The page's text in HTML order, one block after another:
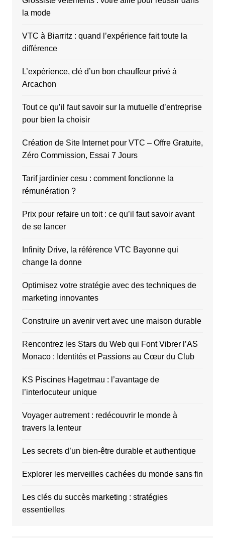
la mode
VTC à Biarritz : quand l’expérience fait toute la
différence
L’expérience, clé d’un bon chauffeur privé à
Arcachon
Tout ce qu’il faut savoir sur la mutuelle d’entreprise
pour bien la choisir
Création de Site Internet pour VTC – Offre Gratuite,
Zéro Commission, Essai 7 Jours
Tarif jardinier cesu : comment fonctionne la
rémunération ?
Prix pour refaire un toit : ce qu’il faut savoir avant
de se lancer
Infinity Drive, la référence VTC Bayonne qui
change la donne
Optimisez votre stratégie avec des techniques de
marketing innovantes
Construire un avenir vert avec une maison durable
Rencontrez les Stars du Web qui Font Vibrer l’AS
Monaco : Identités et Passions au Cœur du Club
KS Piscines Hagetmau : l’avantage de
l’interlocuteur unique
Voyager autrement : redécouvrir le monde à
travers la lenteur
Les secrets d’un bien-être durable et authentique
Explorer les merveilles cachées du monde sans fin
Les clés du succès marketing : stratégies
essentielles